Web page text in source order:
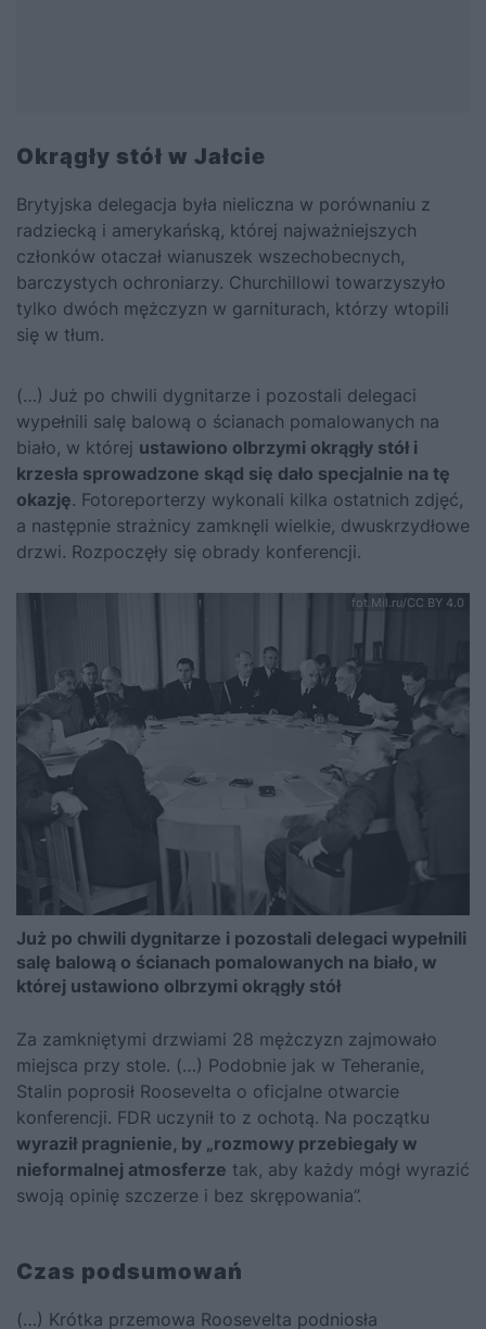
Okrągły stół w Jałcie
Brytyjska delegacja była nieliczna w porównaniu z
radziecką i amerykańską, której najważniejszych
członków otaczał wianuszek wszechobecnych,
barczystych ochroniarzy. Churchillowi towarzyszyło
tylko dwóch mężczyzn w garniturach, którzy wtopili
się w tłum.
(…) Już po chwili dygnitarze i pozostali delegaci
wypełnili salę balową o ścianach pomalowanych na
biało, w której ustawiono olbrzymi okrągły stół i
krzesła sprowadzone skąd się dało specjalnie na tę
okazję. Fotoreporterzy wykonali kilka ostatnich zdjęć,
a następnie strażnicy zamknęli wielkie, dwuskrzydłowe
drzwi. Rozpoczęły się obrady konferencji.
fot.Mil.ru/CC BY 4.0
Już po chwili dygnitarze i pozostali delegaci wypełnili
salę balową o ścianach pomalowanych na biało, w
której ustawiono olbrzymi okrągły stół
Za zamkniętymi drzwiami 28 mężczyzn zajmowało
miejsca przy stole. (…) Podobnie jak w Teheranie,
Stalin poprosił Roosevelta o oficjalne otwarcie
konferencji. FDR uczynił to z ochotą. Na początku
wyraził pragnienie, by „rozmowy przebiegały w
nieformalnej atmosferze tak, aby każdy mógł wyrazić
swoją opinię szczerze i bez skrępowania”.
Czas podsumowań
(…) Krótka przemowa Roosevelta podniosła